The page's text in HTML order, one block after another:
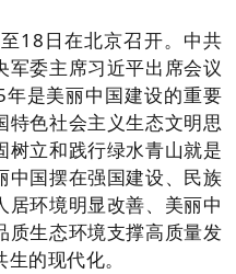
18日在北京召开。中共
军委主席习近平出席会议
是美丽中国建设的重要
特色社会主义生态文明思
树立和践行绿水青山就是
中国摆在强国建设、民族
居环境明显改善、美丽中
质生态环境支撑高质量发
的现代化。